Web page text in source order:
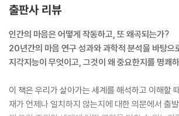
극단적인 집단에 가입하는 것이 미친 짓이 아닌 이유
종교는 언제 이교 집단으로 변모하는가?
있는 그대로 오라 : 이교 집단의 황홀한 포섭
시간의 구조 : 시대가 바뀌면 신념도 바뀐다?
시간을 정말로 아는 사람이 있을까?
「머리말」 중에서
건강에 대한 불안감을 조성하는 글들이 의학 정보를
로그, 뉴스 웹사이트 등에 매일 대량으로 유포되면
인 과부하 상태에 놓여 있다. 소셜 미디어 네트워크
당하든 타당하지 않든 상관없이 우리의 친구와 가
퍼져나간다. (최근에 바이러스처럼 퍼진 한 게시글
백신의 효과를 높이기 위해 모유 수유 중단을 권고
출판사 리뷰
인간의 마음은 어떻게 작동하고, 또 왜곡되는가?
20년간의 마음 연구 성과와 과학적 분석을 바탕으
지각지능이 무엇이고, 그것이 왜 중요한지를 명쾌
이 책은 우리가 살아가는 세계를 해석하고 이해할
재가 언제나 일치하지 않는지에 대한 의문에서 출